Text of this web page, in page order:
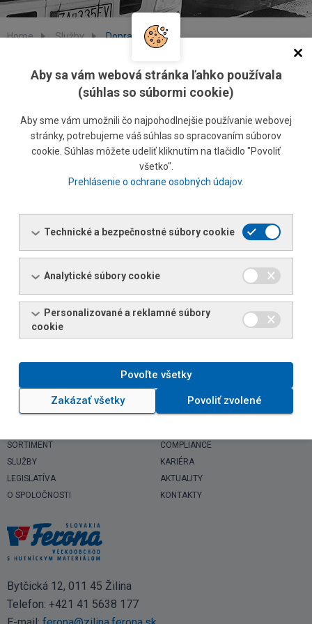
Home Služby Doprava
Doprava
FERONA Slovakia, a.s. poskytuje svojim zákazníkom dopravu
obchodného tovaru na miesto určenia. K dispozícii máme 16
kamiónov a využívame aj služby externých prepravcov.
do 500 kg na jednu kúpnu zmluvu
zabezpečujeme na prianie zákazníkaZbernou službou
zabezpečujeme autami spoločnosti FERONA Slovakia, a.s.
Cena dopravy je dohodnutá pri uzatváraní kúpnej zmluvy.
Zbernou službou neprepravujeme sortiment KARI sietí
SORTIMENT
SLUŽBY
LEGISLATÍVA
O SPOLOČNOSTI
COMPLIANCE
KARIÉRA
AKTUALITY
KONTAKTY
Bytčická 12, 011 45 Žilina
Telefon: +421 41 5638 177
Aby sa vám webová stránka ľahko používala
(súhlas so súbormi cookie)
Aby sme vám umožnili čo najpohodlnejšie používanie webovej
stránky, potrebujeme váš súhlas so spracovaním súborov
cookie. Súhlas môžete udeliť kliknutím na tlačidlo "Povoliť
všetko".
Prehlásenie o ochrane osobných údajov.
Technické a bezpečnostné súbory cookie
Analytické súbory cookie
Personalizované a reklamné súbory
cookie
Povoľte všetky
Zakázať všetky Povoliť zvolené